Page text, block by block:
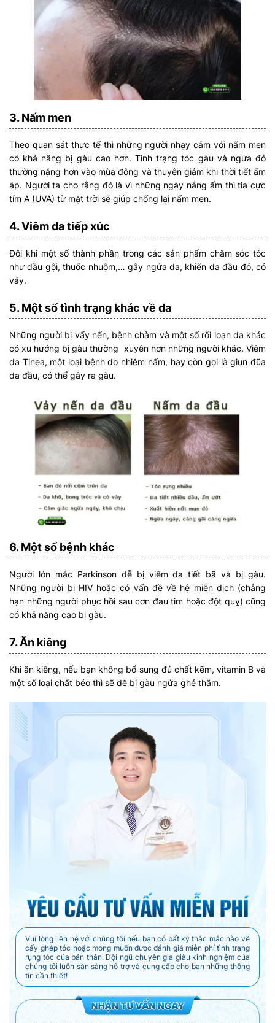
3. Nấm men
Theo quan sát thực tế thì những người nhạy cảm với nấm men
có khả năng bị gàu cao hơn. Tình trạng tóc gàu và ngứa đỏ
thường nặng hơn vào mùa đông và thuyên giảm khi thời tiết ấm
áp. Người ta cho rằng đó là vì những ngày nắng ấm thì tia cực
tím A (UVA) từ mặt trời sẽ giúp chống lại nấm men.
4. Viêm da tiếp xúc
Đôi khi một số thành phần trong các sản phẩm chăm sóc tóc
như dầu gội, thuốc nhuộm,… gây ngứa da, khiến da đầu đỏ, có
vảy.
5. Một số tình trạng khác về da
Những người bị vẩy nến, bệnh chàm và một số rối loạn da khác
có xu hướng bị gàu thường xuyên hơn những người khác. Viêm
da Tinea, một loại bệnh do nhiễm nấm, hay còn gọi là giun đũa
da đầu, có thể gây ra gàu.
6. Một số bệnh khác
Người lớn mắc Parkinson dễ bị viêm da tiết bã và bị gàu.
Những người bị HIV hoặc có vấn đề về hệ miễn dịch (chẳng
hạn những người phục hồi sau cơn đau tim hoặc đột quỵ) cũng
có khả năng cao bị gàu.
7. Ăn kiêng
Khi ăn kiêng, nếu bạn không bổ sung đủ chất kẽm, vitamin B và
một số loại chất béo thì sẽ dễ bị gàu ngứa ghé thăm.
Vui lòng liên hệ với chúng tôi nếu bạn có bất kỳ thắc mắc nào về
cấy ghép tóc hoặc mong muốn được đánh giá miễn phí tình trạng
rụng tóc của bản thân. Đội ngũ chuyên gia giàu kinh nghiệm của
chúng tôi luôn sẵn sàng hỗ trợ và cung cấp cho bạn những thông
tin cần thiết!